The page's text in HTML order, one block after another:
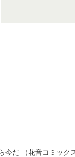
今だ （花音コミック